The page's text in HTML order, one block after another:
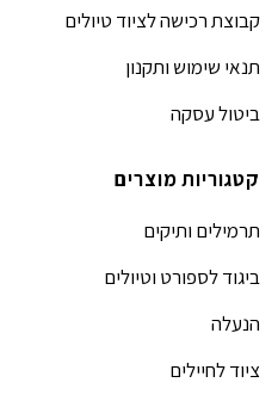
קבוצת רכישה לציוד טיולים
תנאי שימוש ותקנון
ביטול עסקה
קטגוריות מוצרים
תרמילים ותיקים
ביגוד לספורט וטיולים
הנעלה
ציוד לחיילים